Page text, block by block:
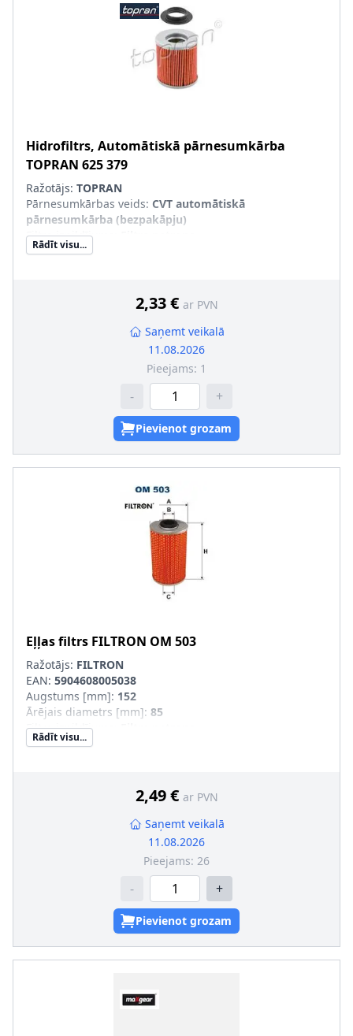
Hidrofiltrs, Automātiskā pārnesumkārba
TOPRAN 625 379
Ražotājs: TOPRAN
Pārnesumkārbas veids: CVT automātiskā
pārnesumkārba (bezpakāpju)
Filtra izpildījums
Papildu artikuls/Papildu info 2
Rādīt visu...
2,33 € ar PVN
Saņemt veikalā
11.08.2026
Pieejams: 1
- +
Pievienot grozam
Eļļas filtrs FILTRON OM 503
Ražotājs: FILTRON
EAN: 5904608005038
Augstums [mm]: 152
Ārējais diametrs [mm]: 85
Filtra izpildījums
Iekšējais diametrs 1 [mm]
Rādīt visu...
2,49 € ar PVN
Saņemt veikalā
11.08.2026
Pieejams: 26
- +
Pievienot grozam